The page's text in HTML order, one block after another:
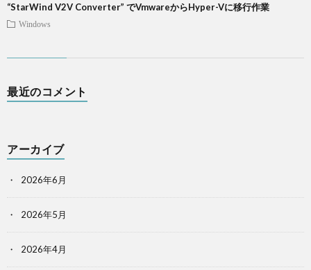
“StarWind V2V Converter” でVmwareからHyper-Vに移行作業
Windows
最近のコメント
アーカイブ
2026年6月
2026年5月
2026年4月